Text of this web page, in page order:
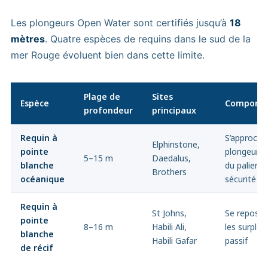
Les plongeurs Open Water sont certifiés jusqu’à 18
mètres. Quatre espèces de requins dans le sud de la
mer Rouge évoluent bien dans cette limite.
Espèce
Plage de
profondeur
Sites
principaux
Requin à
pointe
blanche
océanique
5–15 m
Elphinstone,
Daedalus,
Brothers
plongeurs
du palier
sécurité
Requin à
pointe
blanche
de récif
8–16 m
St Johns,
Habili Ali,
Habili Gafar
Se repose
les
passif